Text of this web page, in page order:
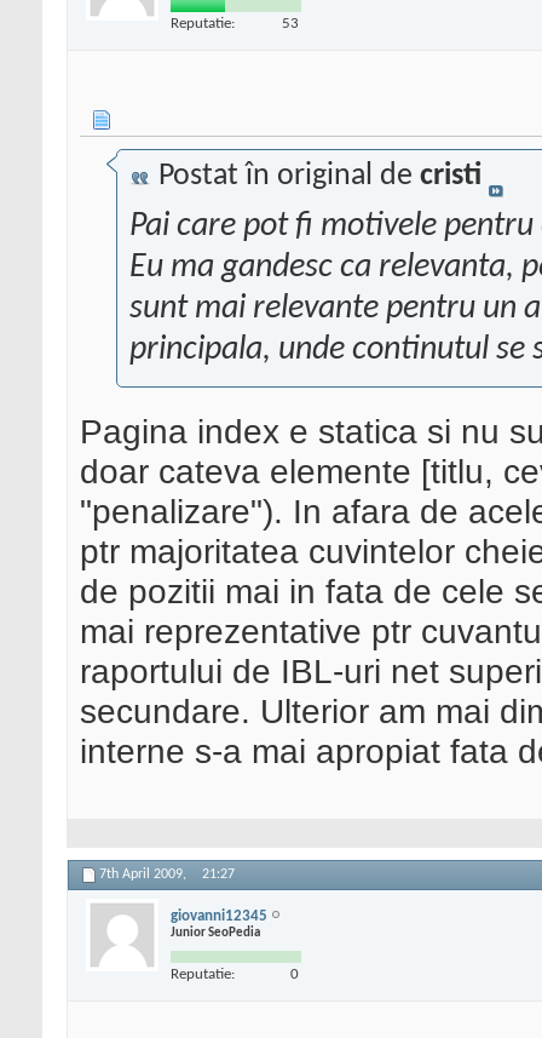
Reputatie: 53
Postat în original de cristi
Pai care pot fi motivele
Eu ma gandesc ca relevanta,
sunt mai relevante pentru un
principala, unde continutul se
Pagina index e statica si nu
doar cateva elemente [titlu,
"penalizare"). In afara de
ptr majoritatea cuvintelor
de pozitii mai in fata de cele
mai reprezentative ptr
raportului de IBL-uri net
secundare. Ulterior am mai
interne s-a mai apropiat fata
7th April 2009, 21:27
giovanni12345
Junior SeoPedia
Reputatie: 0